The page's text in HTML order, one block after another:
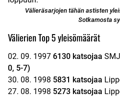
Välieräsarjojen tähän astisten
Sotkamosta
Välierien Top 5 yleisömäärät
02. 09. 1997 6130 katsojaa
0, 5-7)
30. 08. 1998 5831 katsojaa
27. 08. 1998 5273 katsojaa